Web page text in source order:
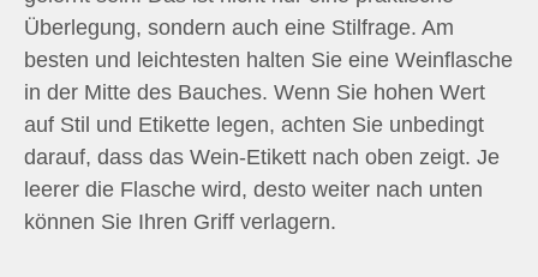
Überlegung, sondern auch eine Stilfrage. Am
besten und leichtesten halten Sie eine Weinflasche
in der Mitte des Bauches. Wenn Sie hohen Wert
auf Stil und Etikette legen, achten Sie unbedingt
darauf, dass das Wein-Etikett nach oben zeigt. Je
leerer die Flasche wird, desto weiter nach unten
können Sie Ihren Griff verlagern.